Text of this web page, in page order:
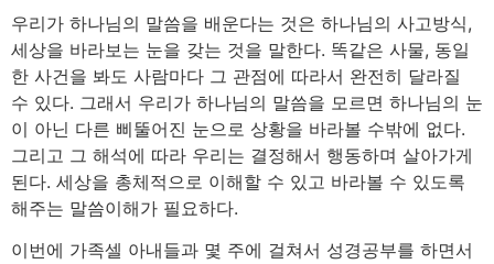
우리가 하나님의 말씀을 배운다는 것은 하나님의 사고방식,
세상을 바라보는 눈을 갖는 것을 말한다. 똑같은 사물, 동일
한 사건을 봐도 사람마다 그 관점에 따라서 완전히 달라질
수 있다. 그래서 우리가 하나님의 말씀을 모르면 하나님의 눈
이 아닌 다른 삐뚤어진 눈으로 상황을 바라볼 수밖에 없다.
그리고 그 해석에 따라 우리는 결정해서 행동하며 살아가게
된다. 세상을 총체적으로 이해할 수 있고 바라볼 수 있도록
해주는 말씀이해가 필요하다.
이번에 가족셀 아내들과 몇 주에 걸쳐서 성경공부를 하면서